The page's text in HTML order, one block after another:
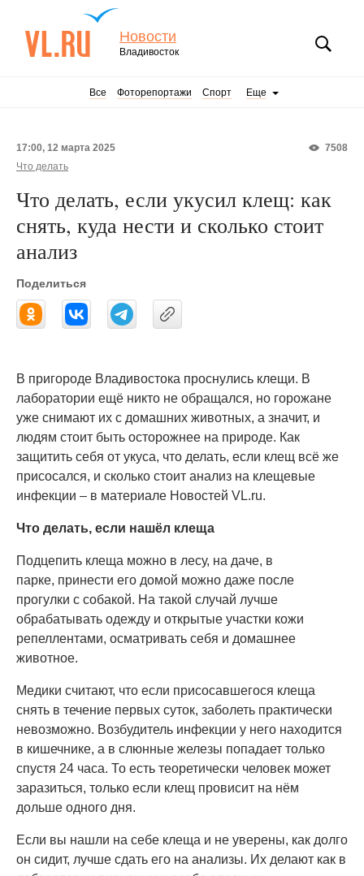
Новости
Владивосток
Все Фоторепортажи Спорт Еще
7508
17:00, 12 марта 2025
Что делать
Что делать, если укусил клещ: как
снять, куда нести и сколько стоит
анализ
Поделиться
В пригороде Владивостока проснулись клещи. В
лаборатории ещё никто не обращался, но горожане
уже снимают их с домашних животных, а значит, и
людям стоит быть осторожнее на природе. Как
защитить себя от укуса, что делать, если клещ всё же
присосался, и сколько стоит анализ на клещевые
инфекции – в материале Новостей VL.ru.
Что делать, если нашёл клеща
Подцепить клеща можно в лесу, на даче, в
парке, принести его домой можно даже после
прогулки с собакой. На такой случай лучше
обрабатывать одежду и открытые участки кожи
репеллентами, осматривать себя и домашнее
животное.
Медики считают, что если присосавшегося клеща
снять в течение первых суток, заболеть практически
невозможно. Возбудитель инфекции у него находится
в кишечнике, а в слюнные железы попадает только
спустя 24 часа. То есть теоретически человек может
заразиться, только если клещ провисит на нём
дольше одного дня.
Если вы нашли на себе клеща и не уверены, как долго
он сидит, лучше сдать его на анализы. Их делают как в